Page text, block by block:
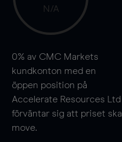
N/A
0% av CMC Markets
kundkonton med en
öppen position på
Accelerate Resources Ltd
förväntar sig att priset ska
move.